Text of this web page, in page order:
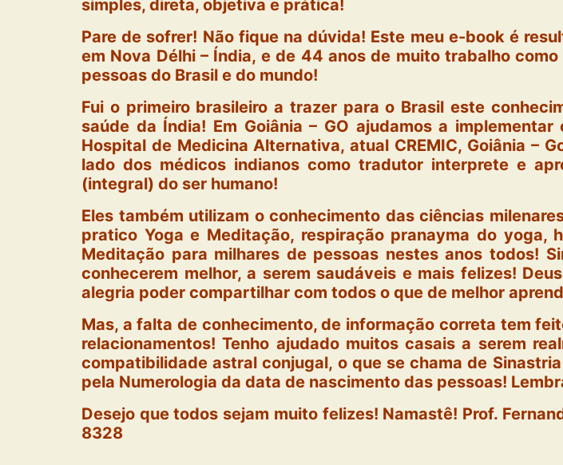
simples, direta, objetiva e prática!
Pare de sofrer! Não fique na dúvida! Este meu e-book é
em Nova Délhi – Índia, e de 44 anos de muito trabalho
pessoas do Brasil e do mundo!
Fui o primeiro brasileiro a trazer para o Brasil este
saúde da Índia! Em Goiânia – GO ajudamos a
Hospital de Medicina Alternativa, atual CREMIC, Goiânia –
lado dos médicos indianos como tradutor interprete e
(integral) do ser humano!
Eles também utilizam o conhecimento das ciências
pratico Yoga e Meditação, respiração pranayma do
Meditação para milhares de pessoas nestes anos todos!
conhecerem melhor, a serem saudáveis e mais felizes!
alegria poder compartilhar com todos o que de melhor
Mas, a falta de conhecimento, de informação correta tem
relacionamentos! Tenho ajudado muitos casais a serem
compatibilidade astral conjugal, o que se chama de
pela Numerologia da data de nascimento das pessoas!
Desejo que todos sejam muito felizes! Namastê!
8328